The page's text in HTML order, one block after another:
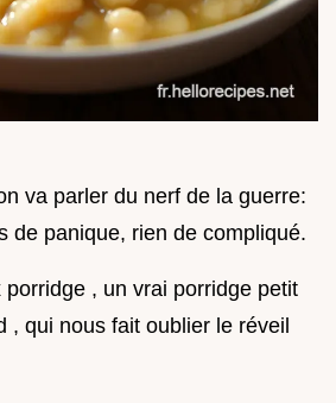
va parler du nerf de la guerre:
de panique, rien de compliqué.
, un vrai porridge petit
, qui nous fait oublier le réveil